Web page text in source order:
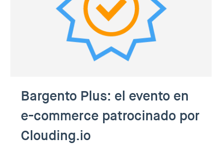
Bargento Plus: el evento en
e-commerce patrocinado por
Clouding.io